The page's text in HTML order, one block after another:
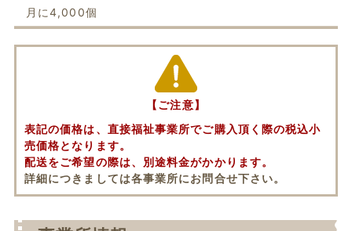
月に4,000個
【ご注意】
表記の価格は、直接福祉事業所でご購入頂く際の税込小
売価格となります。
配送をご希望の際は、別途料金がかかります。
詳細につきましては各事業所にお問合せ下さい。